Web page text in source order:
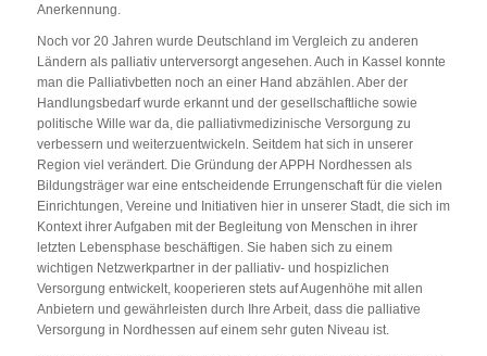
Anerkennung.
Noch vor 20 Jahren wurde Deutschland im Vergleich zu anderen
Ländern als palliativ unterversorgt angesehen. Auch in Kassel konnte
man die Palliativbetten noch an einer Hand abzählen. Aber der
Handlungsbedarf wurde erkannt und der gesellschaftliche sowie
politische Wille war da, die palliativmedizinische Versorgung zu
verbessern und weiterzuentwickeln. Seitdem hat sich in unserer
Region viel verändert. Die Gründung der APPH Nordhessen als
Bildungsträger war eine entscheidende Errungenschaft für die vielen
Einrichtungen, Vereine und Initiativen hier in unserer Stadt, die sich im
Kontext ihrer Aufgaben mit der Begleitung von Menschen in ihrer
letzten Lebensphase beschäftigen. Sie haben sich zu einem
wichtigen Netzwerkpartner in der palliativ- und hospizlichen
Versorgung entwickelt, kooperieren stets auf Augenhöhe mit allen
Anbietern und gewährleisten durch Ihre Arbeit, dass die palliative
Versorgung in Nordhessen auf einem sehr guten Niveau ist.